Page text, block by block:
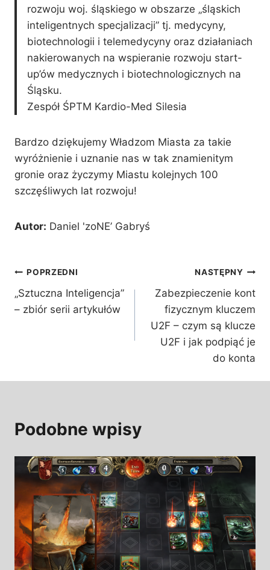
rozwoju woj. śląskiego w obszarze „śląskich
inteligentnych specjalizacji” tj. medycyny,
biotechnologii i telemedycyny oraz działaniach
nakierowanych na wspieranie rozwoju start-
up’ów medycznych i biotechnologicznych na
Śląsku.
Zespół ŚPTM Kardio-Med Silesia
Bardzo dziękujemy Władzom Miasta za takie
wyróżnienie i uznanie nas w tak znamienitym
gronie oraz życzymy Miastu kolejnych 100
szczęśliwych lat rozwoju!
Autor: Daniel 'zoNE’ Gabryś
Nawigacja
wpisu
POPRZEDNI
„Sztuczna Inteligencja”
– zbiór serii artykułów
NASTĘPNY
Zabezpieczenie kont
fizycznym kluczem
U2F – czym są klucze
U2F i jak podpiąć je
do konta
Podobne wpisy